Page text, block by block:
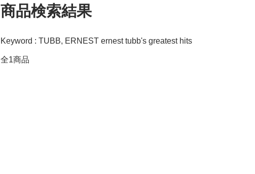
商品検索結果
Keyword : TUBB, ERNEST ernest tubb's greatest hits
全1商品